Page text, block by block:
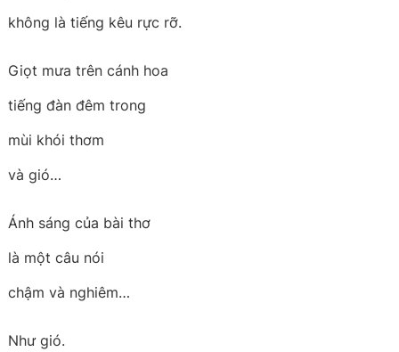
không là tiếng kêu rực rỡ.
Giọt mưa trên cánh hoa
tiếng đàn đêm trong
mùi khói thơm
và gió…
Ánh sáng của bài thơ
là một câu nói
chậm và nghiêm…
Như gió.